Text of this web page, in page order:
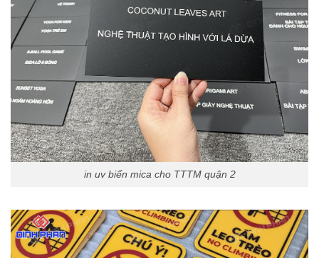
in uv biển mica cho TTTM quận 2